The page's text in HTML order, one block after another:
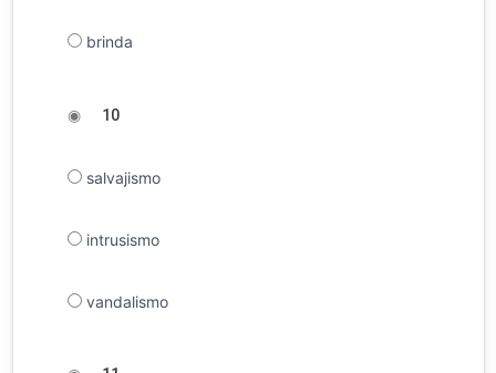
brinda
◉ 10
salvajismo
intrusismo
vandalismo